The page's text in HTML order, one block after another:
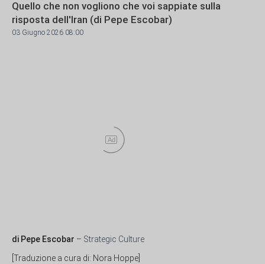
Quello che non vogliono che voi sappiate sulla
risposta dell'Iran (di Pepe Escobar)
03 Giugno 2026 08:00
Ad
di Pepe Escobar – Strategic Culture
[Traduzione a cura di: Nora Hoppe]